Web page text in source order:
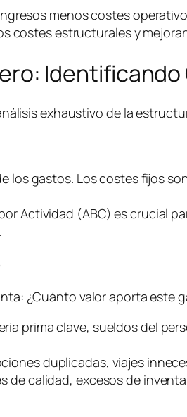
menos costes
costes estructurales y
exhaustivo de la
los gastos. Los costes fijos
Actividad (ABC) es crucial
¿Cuánto valor aporta este
prima clave, sueldos del
duplicadas, viajes
de calidad, excesos de